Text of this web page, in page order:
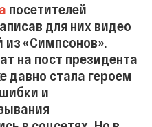
посетителей
для них видео
из «Симпсонов».
на пост президента
давно стала героем
и